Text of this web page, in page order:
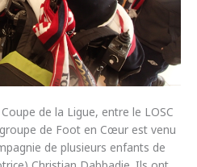
de la Ligue, entre le LOSC
de Foot en Cœur est venu
de plusieurs enfants de